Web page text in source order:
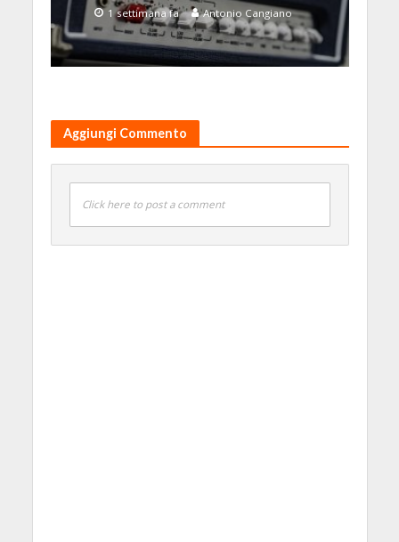
1 settimana fa Antonio Cangiano
Aggiungi Commento
Click here to post a comment